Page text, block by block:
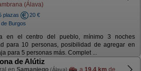
(Álava)
plazas
20 €
Burgos
en el centro del pueblo, mínimo 3 noches
para 10 personas, posibilidad de agregar en
para 5 personas más. Complet ...
de Alútiz
en Samaniego (Álava) a 19,4 km de